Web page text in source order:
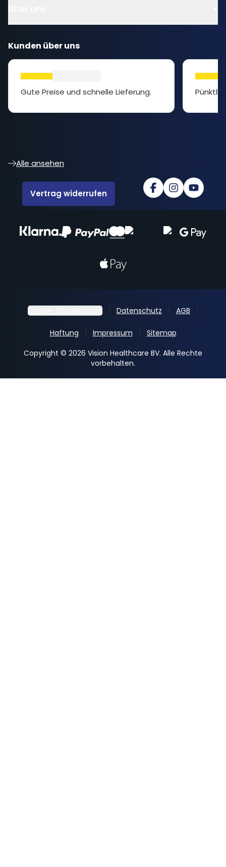
Kunden über uns
Gute Preise und schnelle Lieferung.
Alle ansehen
Vertrag widerrufen
Cookie-Einstellungen Datenschutz AGB
Haftung Impressum
Sitemap
Copyright © 2026 Vision Healthcare BV. Alle Rechte
vorbehalten.